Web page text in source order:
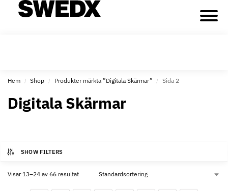
Hem / Shop / Produkter märkta ”Digitala Skärmar” / Sida 2
Digitala Skärmar
SHOW FILTERS
Visar 13–24 av 66 resultat